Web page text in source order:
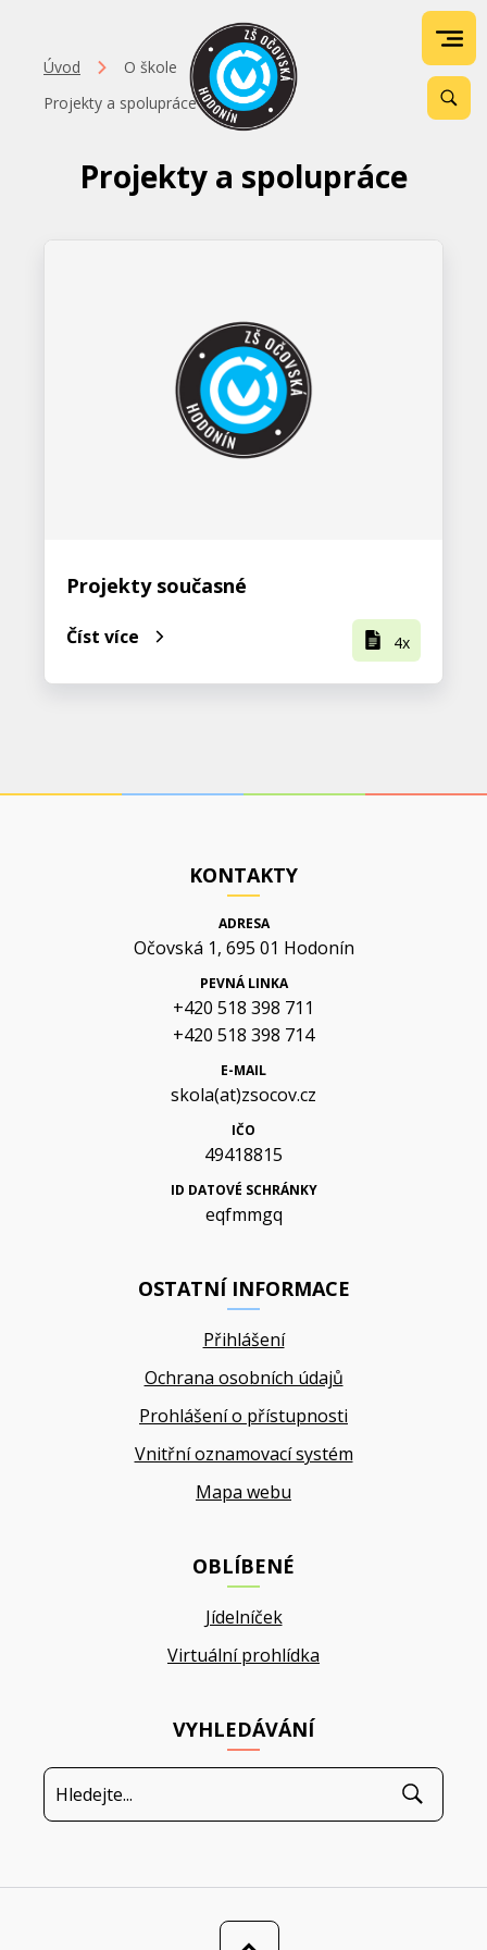
Úvod
O škole
Projekty a spolupráce
Projekty a spolupráce
Projekty současné
Číst více 4x
KONTAKTY
ADRESA
Očovská 1, 695 01 Hodonín
PEVNÁ LINKA
+420 518 398 711
+420 518 398 714
E-MAIL
skola(at)zsocov.cz
IČO
49418815
ID DATOVÉ SCHRÁNKY
eqfmmgq
OSTATNÍ INFORMACE
Přihlášení
Ochrana osobních údajů
Prohlášení o přístupnosti
Vnitřní oznamovací systém
Mapa webu
OBLÍBENÉ
Jídelníček
Virtuální prohlídka
VYHLEDÁVÁNÍ